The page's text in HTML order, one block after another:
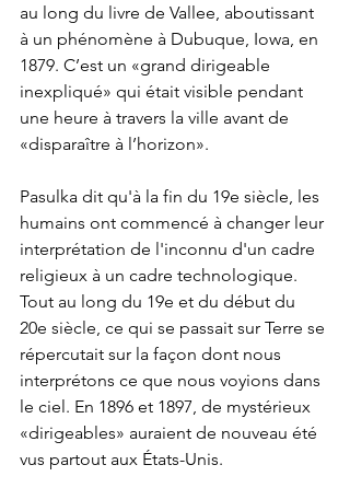
au long du livre de Vallee, aboutissant
à un phénomène à Dubuque, Iowa, en
1879. C’est un «grand dirigeable
inexpliqué» qui était visible pendant
une heure à travers la ville avant de
«disparaître à l’horizon».
Pasulka dit qu'à la fin du 19e siècle, les
humains ont commencé à changer leur
interprétation de l'inconnu d'un cadre
religieux à un cadre technologique.
Tout au long du 19e et du début du
20e siècle, ce qui se passait sur Terre se
répercutait sur la façon dont nous
interprétons ce que nous voyions dans
le ciel. En 1896 et 1897, de mystérieux
«dirigeables» auraient de nouveau été
vus partout aux États-Unis.